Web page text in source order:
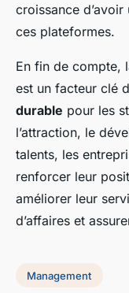
croissance
ces plateformes.
En fin de compte,
est un facteur clé
durable pour les
l’attraction, le
talents, les
renforcer leur
améliorer leur
d’affaires et
Management